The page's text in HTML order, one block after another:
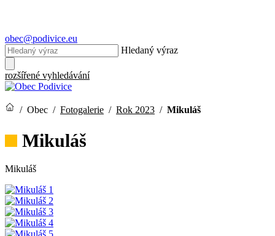
obec@podivice.eu
Hledaný výraz
rozšířené vyhledávání
/ Obec / Fotogalerie / Rok 2023 / Mikuláš
Mikuláš
Mikuláš